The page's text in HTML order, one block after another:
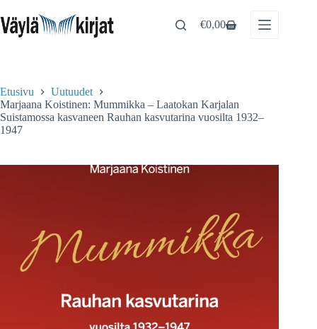
to
content
Shopping
€0,00
Etusivu
Uutuudet
Marjaana Koistinen: Mummikka – Laatokan Karjalan
Suistamossa kasvaneen Rauhan kasvutarina vuosilta 1932–
1947